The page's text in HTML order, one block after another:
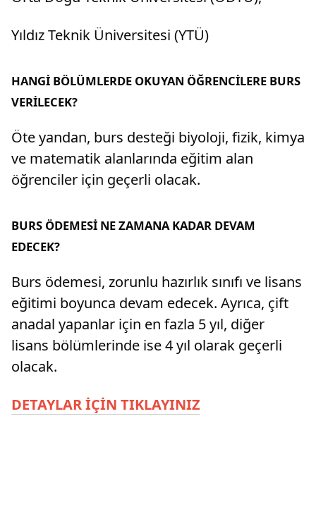
Yıldız Teknik Üniversitesi (YTÜ)
HANGİ BÖLÜMLERDE OKUYAN ÖĞRENCİLERE BURS
VERİLECEK?
Öte yandan, burs desteği biyoloji, fizik, kimya
ve matematik alanlarında eğitim alan
öğrenciler için geçerli olacak.
BURS ÖDEMESİ NE ZAMANA KADAR DEVAM
EDECEK?
Burs ödemesi, zorunlu hazırlık sınıfı ve lisans
eğitimi boyunca devam edecek. Ayrıca, çift
anadal yapanlar için en fazla 5 yıl, diğer
lisans bölümlerinde ise 4 yıl olarak geçerli
olacak.
DETAYLAR İÇİN TIKLAYINIZ